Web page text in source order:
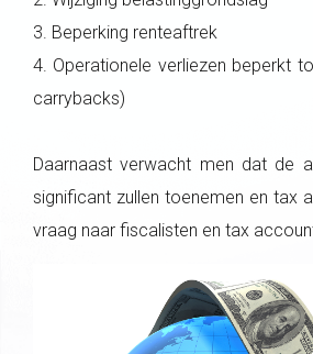
3. Beperking renteaftrek
4. Operationele verliezen beperkt
carrybacks)
Daarnaast verwacht men dat de
significant zullen toenemen en tax
vraag naar fiscalisten en tax